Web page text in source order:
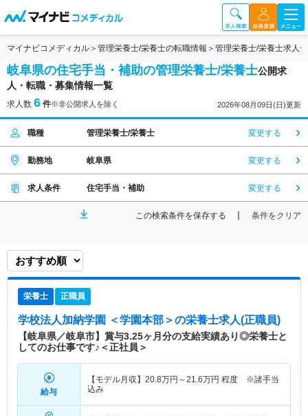
マイナビコメディカル 管理栄養士/栄養士の転職情報 管理栄養士/栄養士求人
岐阜県の住宅手当・補助の管理栄養士/栄養士公開求
人・転職・募集情報一覧
求人数 6 件※非公開求人を除く 2026年08月09日(日)更新
職種 管理栄養士/栄養士 変更する
勤務地 岐阜県 変更する
求人条件 住宅手当・補助 変更する
この検索条件を保存する 条件をクリア
栄養士 正職員
学校法人加納学園 ＜学園本部＞の栄養士求人(正職員)
【岐阜県／岐阜市】賞与3.25ヶ月分の支給実績あり◎栄養士と
してのお仕事です♪＜正社員＞
給与
【モデル月収】 20.8万円～21.6万円 程度 ※諸手当
込み